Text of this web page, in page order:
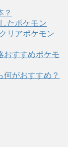
？
たポケモン
リアポケモン
おすすめポケモ
何がおすすめ？